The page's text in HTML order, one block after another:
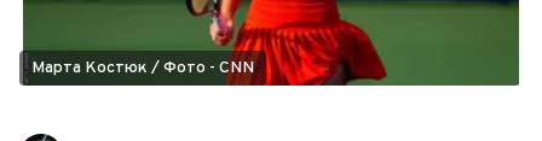
Марта Костюк / Фото - CNN